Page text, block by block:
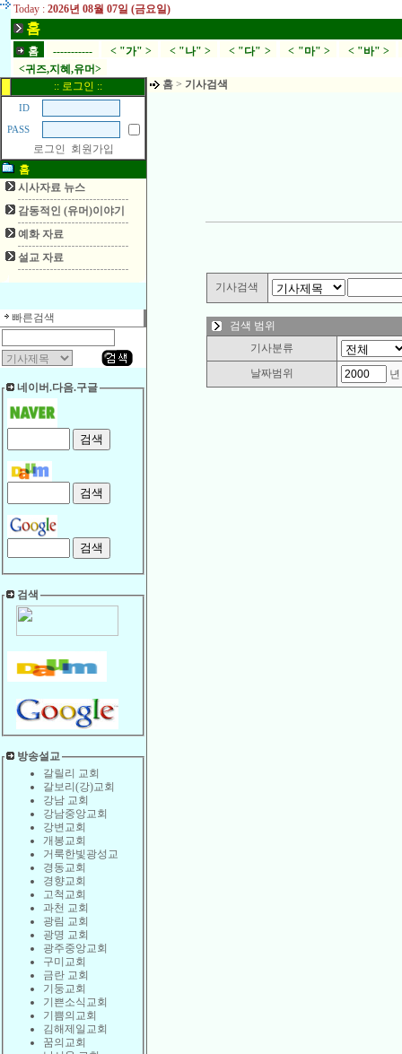
Today : 2026년 08월 07일 (금요일)
홈
홈 ----------- < "가" > < "나" > < "다" > < "마" > < "바" >
<귀즈,지혜,유머>
:: 로그인 ::
ID
PASS
로그인
회원가입
홈
시사자료 뉴스
감동적인 (유머)이야기
예화 자료
설교 자료
빠른검색
네이버.다음.구글
검색
방송설교
갈릴리 교회
갈보리(강)교회
강남 교회
강남중앙교회
강변교회
개봉교회
거룩한빛광성교
경동교회
경향교회
고척교회
과천 교회
광림 교회
광명 교회
광주중앙교회
구미교회
금란 교회
기둥교회
기쁜소식교회
기쁨의교회
김해제일교회
꿈의교회
홈 > 기사검색
기사검색
검색 범위
기사분류
날짜범위